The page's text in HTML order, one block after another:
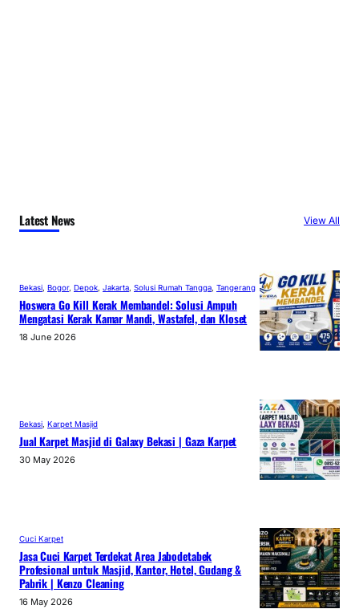
Latest News View All
Bekasi Bogor, Depok Jakarta Solusi Rumah Tangga Tangerang
Hoswera Go Kill Kerak Membandel: Solusi Ampuh
Mengatasi Kerak Kamar Mandi, Wastafel, dan Kloset
18 June 2026
Bekasi Karpet Masjid
Jual Karpet Masjid di Galaxy Bekasi | Gaza Karpet
30 May 2026
Cuci Karpet
Jasa Cuci Karpet Terdekat Area Jabodetabek
Profesional untuk Masjid, Kantor, Hotel, Gudang &
Pabrik | Kenzo Cleaning
16 May 2026